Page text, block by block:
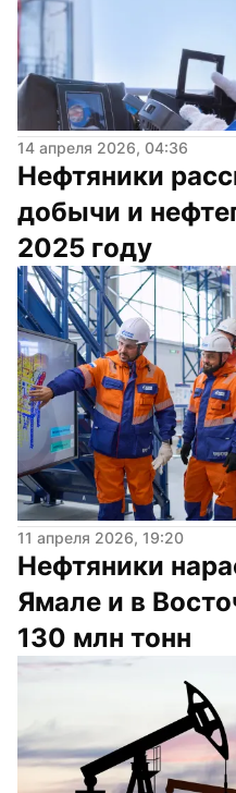
14 апреля 2026, 04:36
Нефтяники
добычи и
2025 году
11 апреля 2026, 19:20
Нефтяники
Ямале и в
130 млн тонн